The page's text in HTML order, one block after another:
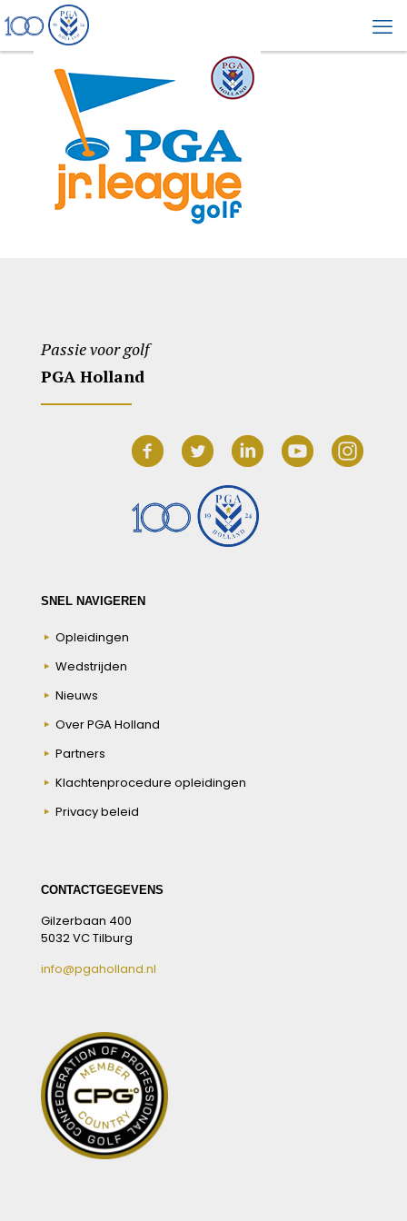
Passie voor golf
PGA Holland
SNEL NAVIGEREN
Opleidingen
Wedstrijden
Nieuws
Over PGA Holland
Partners
Klachtenprocedure opleidingen
Privacy beleid
CONTACTGEGEVENS
Gilzerbaan 400
5032 VC Tilburg
info@pgaholland.nl